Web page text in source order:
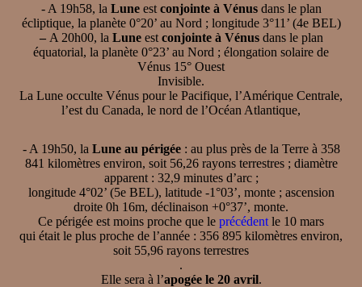
- A 19h58, la Luneest conjointe à Vénusdans le plan
écliptique, la planète 0°20’ au Nord ; longitude 3°11’ (4e BEL)
–A 20h00, la Luneest conjointe à Vénusdans le plan
équatorial, la planète 0°23’ au Nord ; élongation solaire de
Vénus 15° Ouest
Invisible.
La Lune occulte Vénus pour le Pacifique, l’Amérique Centrale,
l’est du Canada, le nord de l’Océan Atlantique,
- A 19h50, la Lune au périgée: au plus près de la Terre à 358
841 kilomètres environ, soit 56,26 rayons terrestres ; diamètre
apparent : 32,9 minutes d’arc ;
longitude 4°02’ (5e BEL), latitude -1°03’, monte ; ascension
droite 0h 16m, déclinaison +0°37’, monte.
Ce périgée est moins proche que le précédent le 10 mars
qui était le plus proche de l’année : 356 895 kilomètres environ,
soit 55,96 rayons terrestres
.
Elle sera à l’apogée le 20 avril.